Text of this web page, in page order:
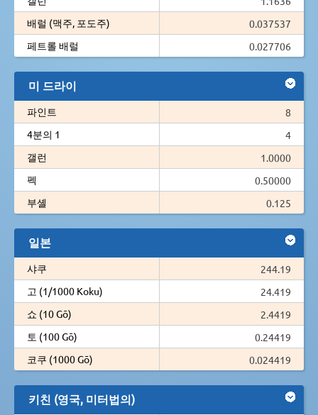
배럴 (맥주, 포도주)
0.037537
페트롤 배럴
0.027706
미 드라이
파인트
8
4분의 1
4
갤런
1.0000
펙
0.50000
부셸
0.125
일본
샤쿠
244.19
고 (1/1000 Koku)
24.419
쇼 (10 Gō)
2.4419
토 (100 Gō)
0.24419
코쿠 (1000 Gō)
0.024419
키친 (영국, 미터법의)